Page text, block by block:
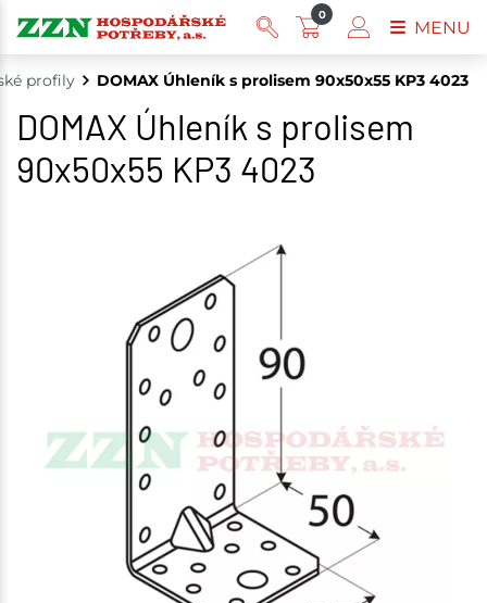
profily DOMAX Úhleník s prolisem 90x50x55 KP3 4023
DOMAX Úhleník s prolisem
90x50x55 KP3 4023
0
MENU